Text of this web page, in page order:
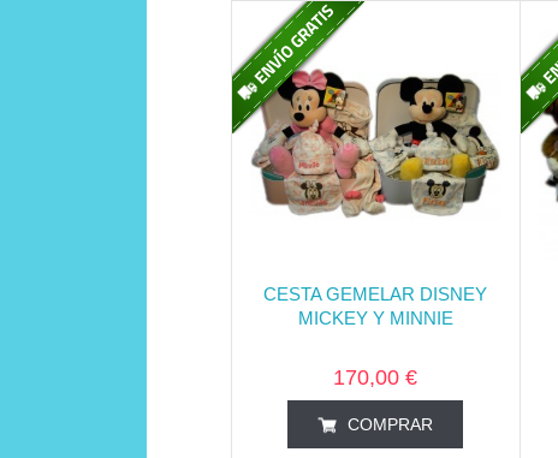
CESTA GEMELAR DISNEY
MICKEY Y MINNIE
170,00 €
COMPRAR